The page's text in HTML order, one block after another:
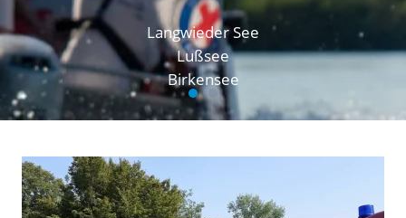
Langwieder See
Lußsee
Birkensee
Wasserwacht München West